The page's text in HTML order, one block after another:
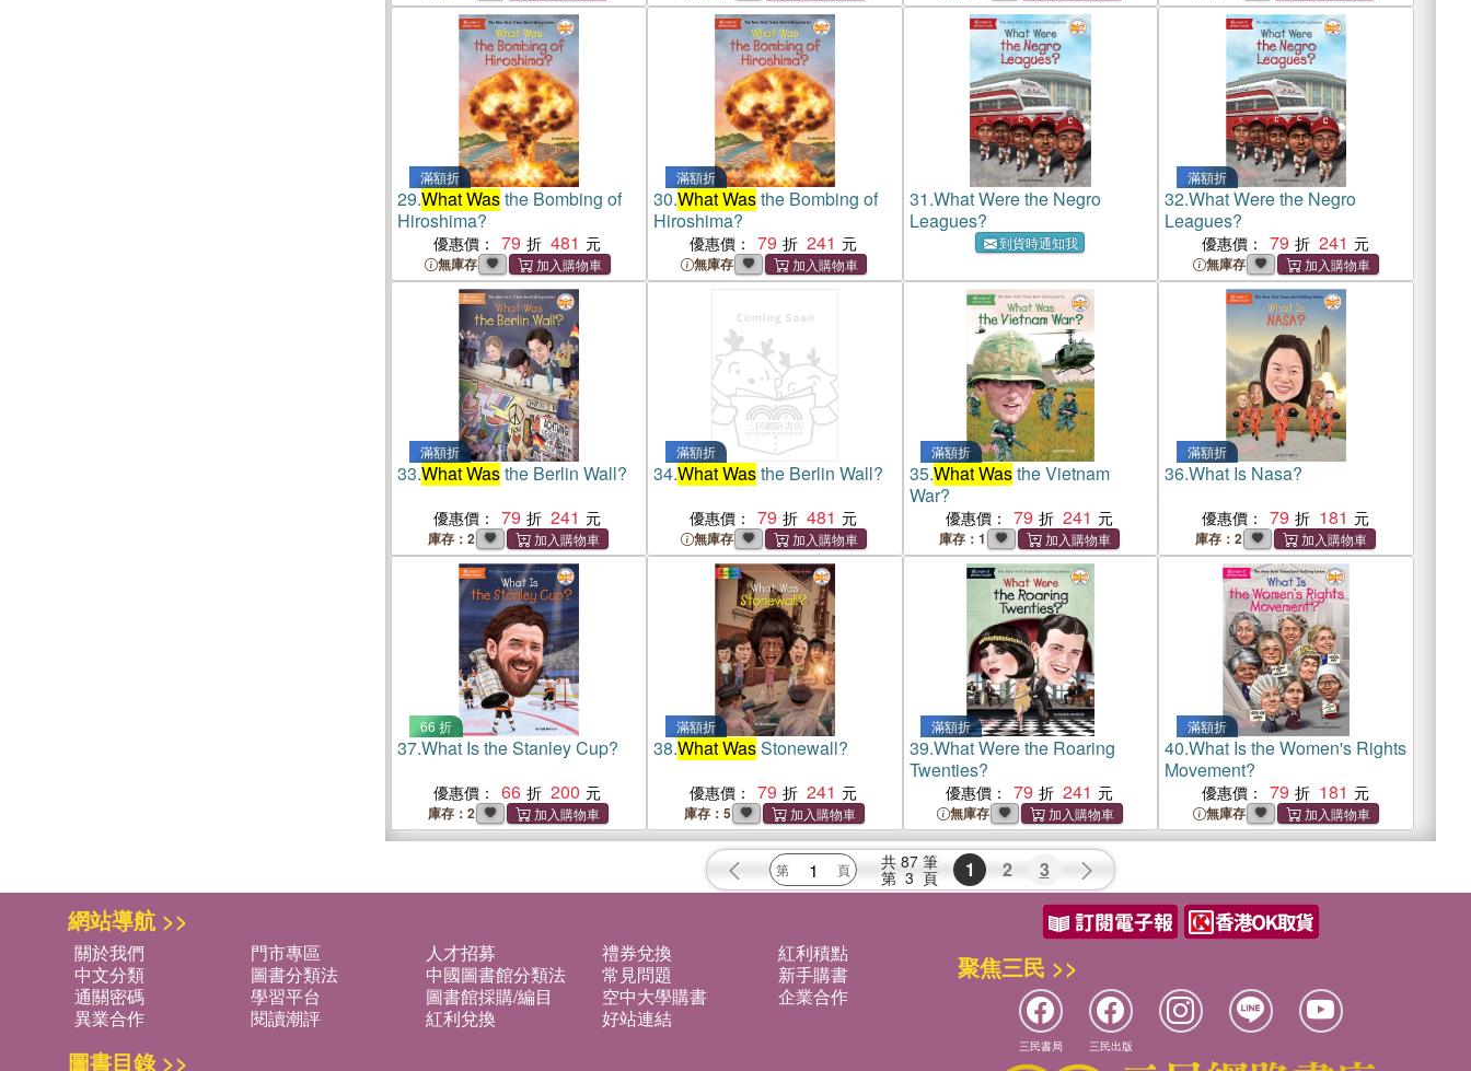
滿額折
29.What Wasthe Bombing of
Hiroshima?
優惠價： 79 481
無庫存
滿額折
30.What Wasthe Bombing of
Hiroshima?
優惠價： 79 241
無庫存
31.What Were the Negro
Leagues?
到貨時通知我
滿額折
32.What Were the Negro
Leagues?
優惠價： 79 241
無庫存
滿額折
33.What Wasthe Berlin Wall?
優惠價： 79 241
庫存：2
滿額折
34.What Wasthe Berlin Wall?
優惠價： 79 481
無庫存
滿額折
35.What Wasthe Vietnam
War?
優惠價： 79 241
庫存：1
滿額折
36.What Is Nasa?
優惠價： 79 181
庫存：2
66 折
37.What Is the Stanley Cup?
優惠價： 66 200
庫存：2
滿額折
38.What WasStonewall?
優惠價： 79 241
庫存：5
滿額折
39.What Were the Roaring
Twenties?
優惠價： 79 241
無庫存
滿額折
40.What Is the Women's Rights
Movement?
優惠價： 79 181
無庫存
共 87 筆
第 3 頁 1 2 3
網站導航 >>
關於我們 門市專區 人才招募 禮券兌換
紅利積點
中文分類
圖書分類法 中國圖書館分類法 常見問題
新手購書
通關密碼
學習平台 圖書館採購/編目 空中大學購書
企業合作
異業合作
閱讀潮評 紅利兌換 好站連結
圖書目錄 >>
聚焦三民 >>
三民書局 三民出版